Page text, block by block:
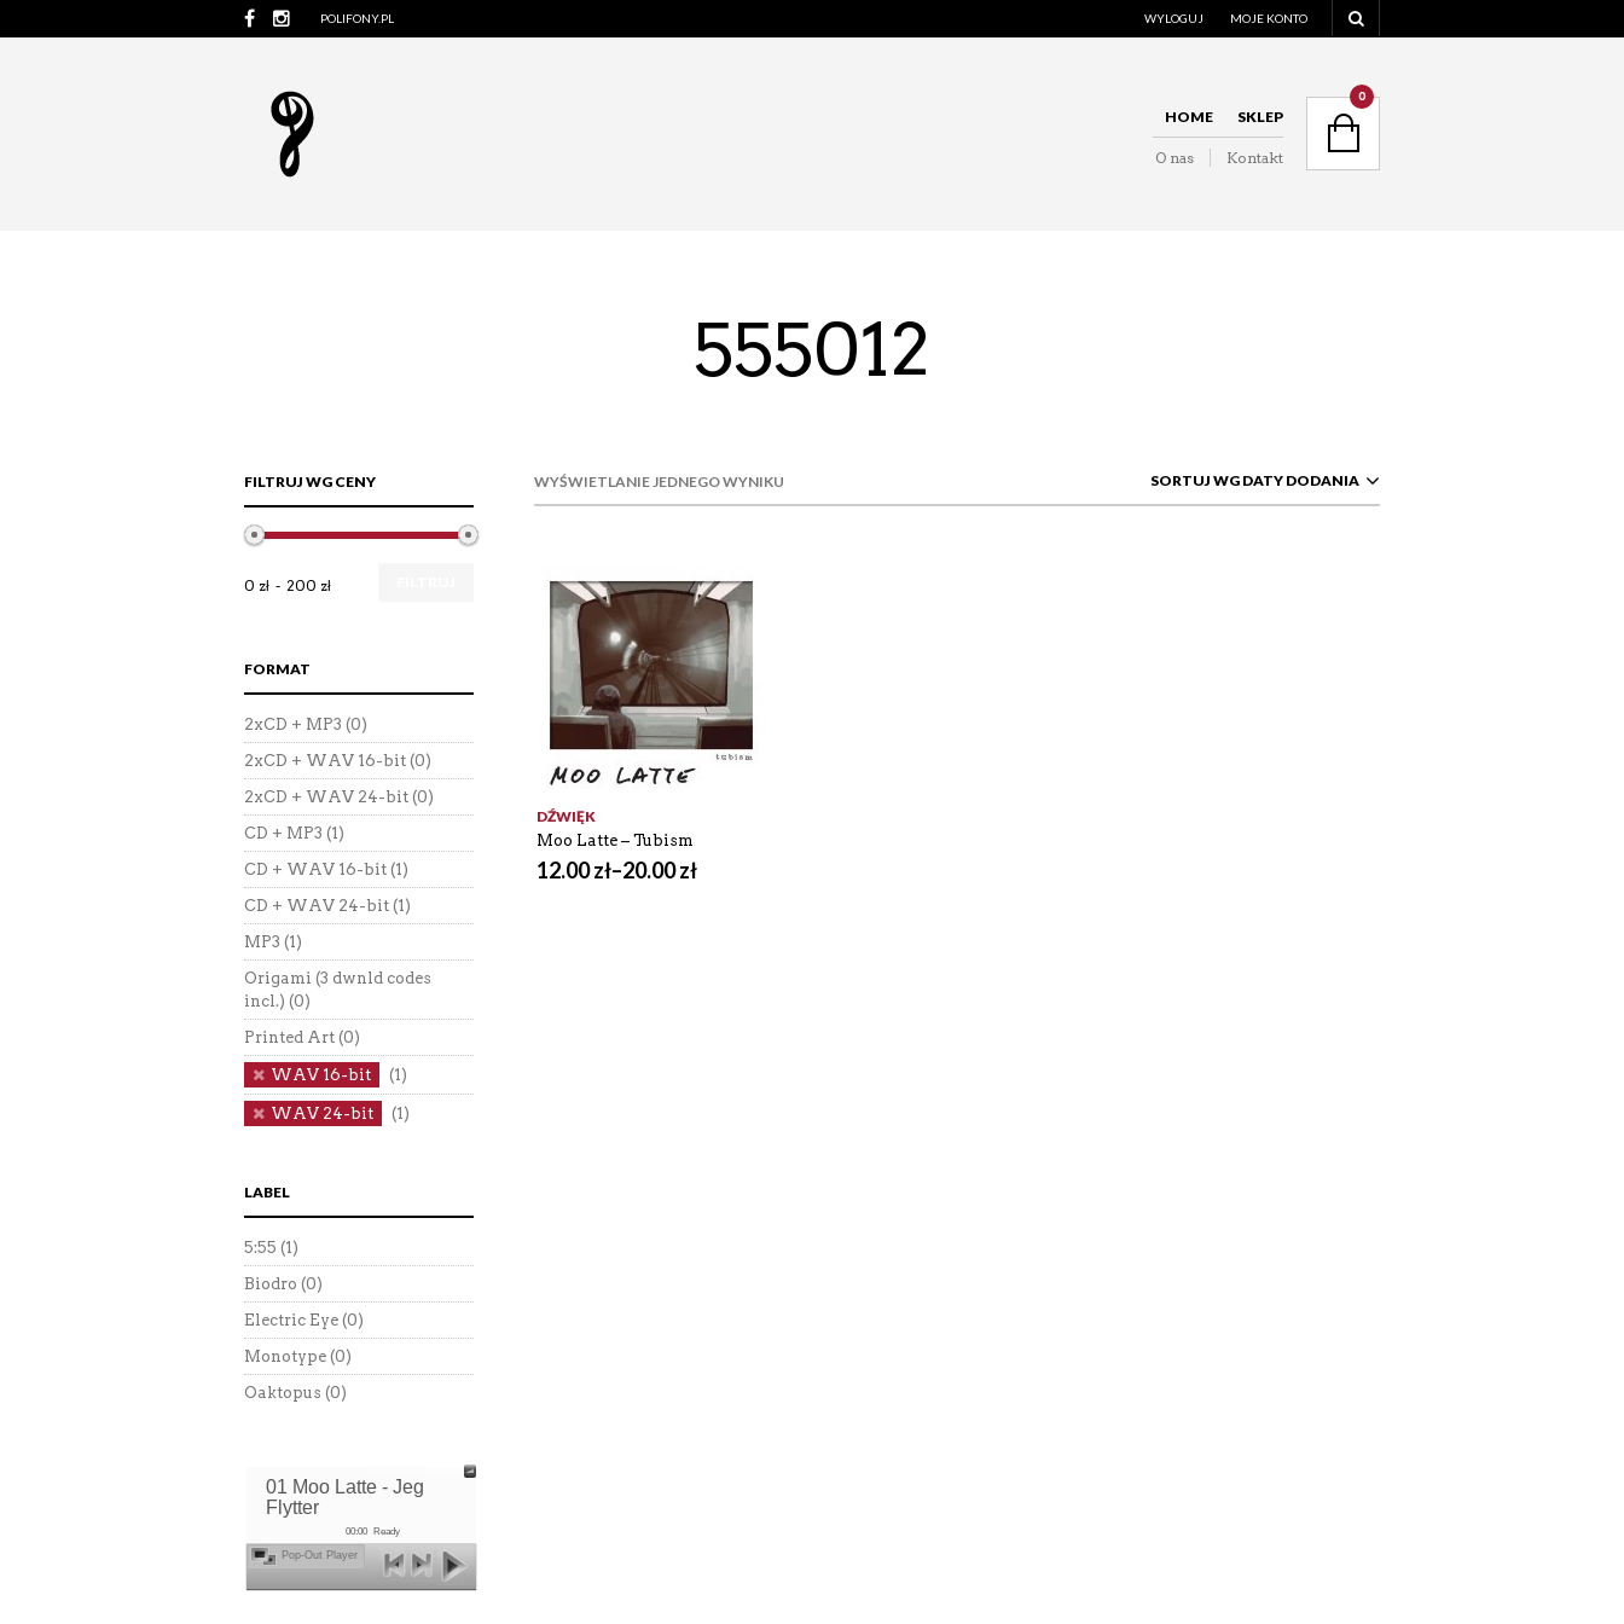
POLIFONY.PL WYLOGUJ MOJE KONTO
HOME SKLEP
O nas Kontakt
0
555012
WYŚWIETLANIE JEDNEGO WYNIKU SORTUJ WG DATY DODANIA
DŹWIĘK
Moo Latte – Tubism
12.00zł–20.00zł
FILTRUJ WG CENY
0 zł 200 zł
FORMAT
2xCD + MP3 (0)
2xCD + WAV 16-bit (0)
2xCD + WAV 24-bit (0)
CD + MP3 (1)
CD + WAV 16-bit (1)
CD + WAV 24-bit (1)
MP3 (1)
Origami (3 dwnld codes
incl.) (0)
Printed Art (0)
WAV 16-bit (1)
WAV 24-bit (1)
LABEL
5:55 (1)
Biodro (0)
Electric Eye (0)
Monotype (0)
Oaktopus (0)
01 Moo Latte - Jeg
Flytter
00:00 Ready
Pop-Out Player
NAVIGATION